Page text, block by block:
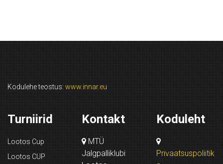
Kodulehe teostus: www.innar.eu
Turniirid
Lootos Cup
Lootos CUP
Kontakt
MTÜ
Jalgpalliklubi
Koduleht
Privaatsuspoliitik